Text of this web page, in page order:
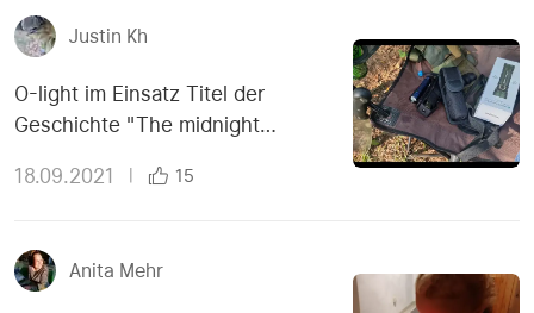
Justin Kh
O-light im Einsatz Titel der
Geschichte "The midnight
18.09.2021 15
Anita Mehr